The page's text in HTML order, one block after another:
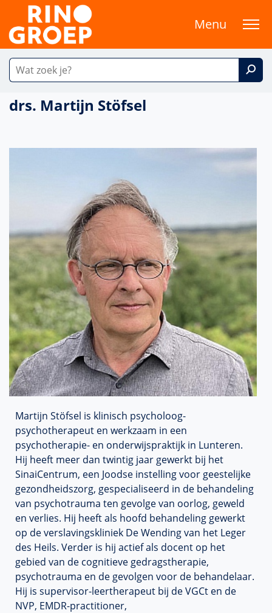
Menu
drs. Martijn Stöfsel
Martijn Stöfsel is klinisch psycholoog-
psychotherapeut en werkzaam in een
psychotherapie- en onderwijspraktijk in Lunteren.
Hij heeft meer dan twintig jaar gewerkt bij het
SinaiCentrum, een Joodse instelling voor geestelijke
gezondheidszorg, gespecialiseerd in de behandeling
van psychotrauma ten gevolge van oorlog, geweld
en verlies. Hij heeft als hoofd behandeling gewerkt
op de verslavingskliniek De Wending van het Leger
des Heils. Verder is hij actief als docent op het
gebied van de cognitieve gedragstherapie,
psychotrauma en de gevolgen voor de behandelaar.
Hij is supervisor-leertherapeut bij de VGCt en de
NVP, EMDR-practitioner,